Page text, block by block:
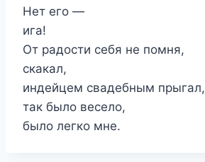
Нет его —
ига!
От радости себя не помня,
скакал,
индейцем свадебным прыгал,
так было весело,
было легко мне.